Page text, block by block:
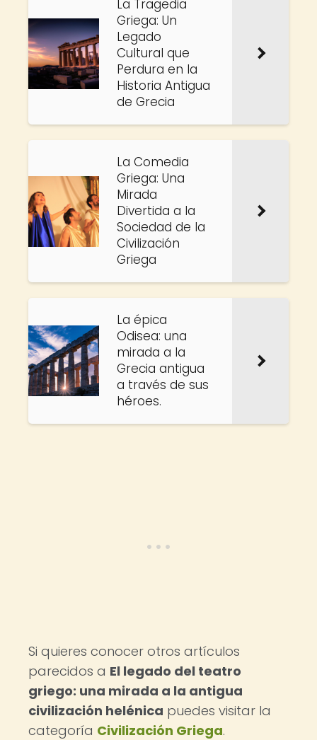
La Tragedia
Griega: Un
Legado
Cultural que
Perdura en la
Historia Antigua
de Grecia
La Comedia
Griega: Una
Mirada
Divertida a la
Sociedad de la
Civilización
Griega
La épica
Odisea: una
mirada a la
Grecia antigua
a través de sus
héroes.
Si quieres conocer otros artículos
parecidos a El legado del teatro
griego: una mirada a la antigua
civilización helénica puedes visitar la
categoría Civilización Griega.